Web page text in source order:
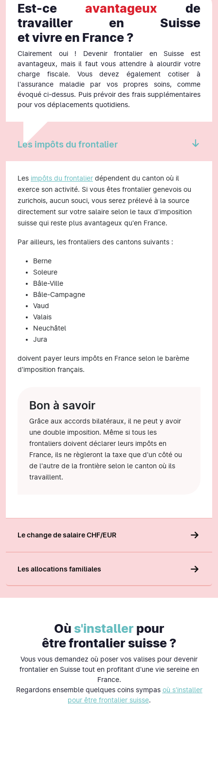
Est-ce avantageux de
travailler en Suisse
et vivre en France ?
Clairement oui ! Devenir frontalier en Suisse est
avantageux, mais il faut vous attendre à alourdir votre
charge fiscale. Vous devez également cotiser à
l'assurance maladie par vos propres soins, comme
évoqué ci-dessus. Puis prévoir des frais supplémentaires
pour vos déplacements quotidiens.
Les impôts du frontalier
Les impôts du frontalier dépendent du canton où il
exerce son activité. Si vous êtes frontalier genevois ou
zurichois, aucun souci, vous serez prélevé à la source
directement sur votre salaire selon le taux d'imposition
suisse qui reste plus avantageux qu'en France.
Par ailleurs, les frontaliers des cantons suivants :
Berne
Soleure
Bâle-Ville
Bâle-Campagne
Vaud
Valais
Neuchâtel
Jura
doivent payer leurs impôts en France selon le barème
d'imposition français.
Bon à savoir
Grâce aux accords bilatéraux, il ne peut y avoir
une double imposition. Même si tous les
frontaliers doivent déclarer leurs impôts en
France, ils ne règleront la taxe que d'un côté ou
de l'autre de la frontière selon le canton où ils
travaillent.
Le change de salaire CHF/EUR
Les allocations familiales
Où s'installer pour
être frontalier suisse ?
Vous vous demandez où poser vos valises pour devenir
frontalier en Suisse tout en profitant d'une vie sereine en
France.
Regardons ensemble quelques coins sympas où s'installer
pour être frontalier suisse.